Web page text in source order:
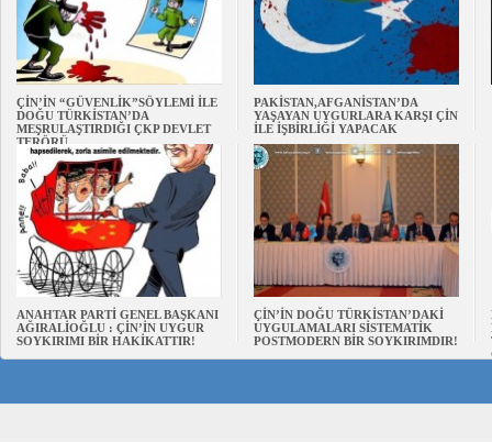
ÇİN’İN “GÜVENLİK”SÖYLEMİ İLE
DOĞU TÜRKİSTAN’DA
MEŞRULAŞTIRDIĞI ÇKP DEVLET
TERÖRÜ
PAKİSTAN,AFGANİSTAN’DA
YAŞAYAN UYGURLARA KARŞI ÇİN
İLE İŞBİRLİĞİ YAPACAK
ANAHTAR PARTİ GENEL BAŞKANI
AĞIRALİOĞLU : ÇİN’İN UYGUR
SOYKIRIMI BİR HAKİKATTIR!
ÇİN’İN DOĞU TÜRKİSTAN’DAKİ
UYGULAMALARI SİSTEMATİK
POSTMODERN BİR SOYKIRIMDIR!